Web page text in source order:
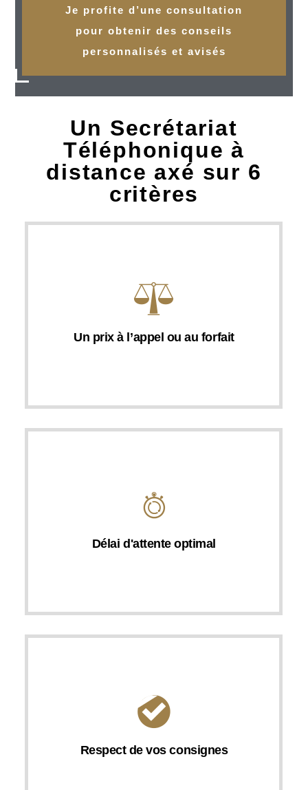
Je profite d’une consultation
pour obtenir des conseils
personnalisés et avisés
Un Secrétariat
Téléphonique à
distance axé sur 6
critères
Un prix à l’appel ou au forfait
Délai d'attente optimal
Respect de vos consignes